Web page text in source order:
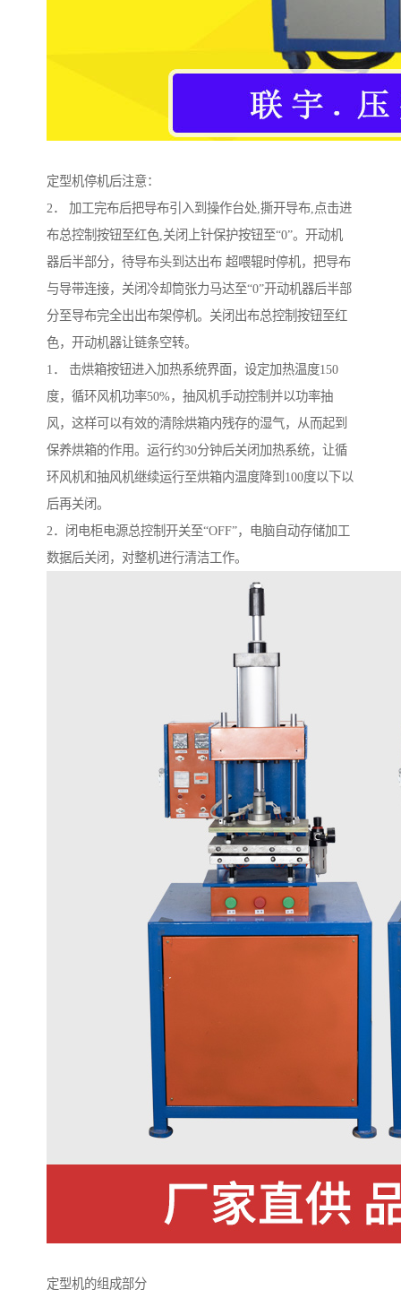
定型机停机后注意：
2． 加工完布后把导布引入到操作台处,撕开导布,点击进
布总控制按钮至红色,关闭上针保护按钮至“0”。开动机
器后半部分，待导布头到达出布 超喂辊时停机，把导布
与导带连接，关闭冷却筒张力马达至“0”开动机器后半部
分至导布完全出出布架停机。关闭出布总控制按钮至红
色，开动机器让链条空转。
1． 击烘箱按钮进入加热系统界面，设定加热温度150
度，循环风机功率50%，抽风机手动控制并以功率抽
风，这样可以有效的清除烘箱内残存的湿气，从而起到
保养烘箱的作用。运行约30分钟后关闭加热系统，让循
环风机和抽风机继续运行至烘箱内温度降到100度以下以
后再关闭。
2．闭电柜电源总控制开关至“OFF”，电脑自动存储加工
数据后关闭，对整机进行清洁工作。
定型机的组成部分